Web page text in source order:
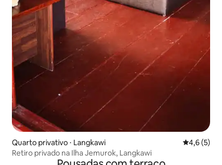
Quarto privativo ⋅ Langkawi 4,6 de
4,6 (5)
Retiro privado na Ilha Jemurok, Langkawi